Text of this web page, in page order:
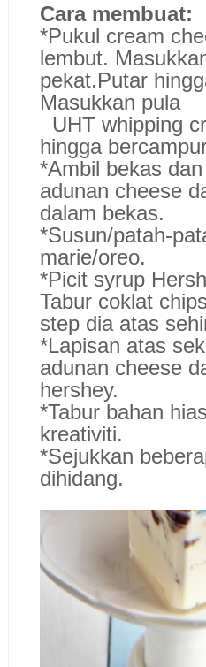
Cara membuat:
*Pukul cream
lembut.
pekat.Putar
Masukkan pula
UHT whipping
hingga
*Ambil bekas
adunan cheese
dalam bekas.
*Susun/patah-
marie/oreo.
*Picit syrup
Tabur coklat
step dia atas
*Lapisan atas
adunan cheese
hershey.
*Tabur bahan
kreativiti.
*Sejukkan
dihidang.